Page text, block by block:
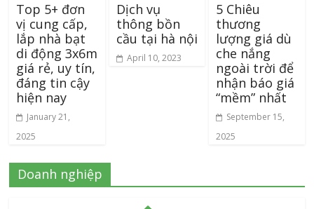
Top 5+ đơn
vị cung cấp,
lắp nhà bạt
di động 3x6m
giá rẻ, uy tín,
đáng tin cậy
hiện nay
January 21,
2025
Dịch vụ
thông bồn
cầu tại hà nội
April 10, 2023
5 Chiêu
thương
lượng giá dù
che nắng
ngoài trời để
nhận báo giá
“mềm” nhất
September 15,
2025
Doanh nghiệp